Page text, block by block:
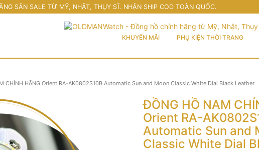
SĂN SALE TỪ MỸ, NHẬT, THỤY SĨ. NHẬN SHIP COD TOÀN QUỐC.
KHUYẾN MÃI PHỤ KIỆN THỜI TRANG
CHÍNH HÃNG Orient RA-AK0802S10B Automatic Sun and Moon Classic White Dial Black Leather
ĐỒNG HỒ NAM
Orient RA-
Automatic Sun and
Classic White Dial